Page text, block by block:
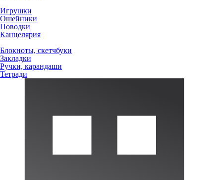
Игрушки
Ошейники
Поводки
Канцелярия
Блокноты, скетчбуки
Закладки
Ручки, карандаши
Тетради